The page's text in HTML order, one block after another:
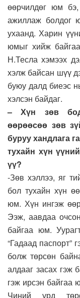
өөрчилдөг юм
ажиллаж болдог
ухаанд. Харин
юмыг хийж
Н.Тесла хэмээх
хэлж байсан шүү
буюу далд биеэс
хэлсэн байдаг.
– Хүн зөв
өөрөөсөө зөв
буруу хандлага
тухайн хүн
үү?
-Зөв хэллээ, яг
бол тухайн хүн
юм. Хүн ингэж
Ээж, аавдаа
байгаа юм.
“Гадаад паспорт”
болж төрсөн
алдааг засах гэж
гэж ирсэн байгаа
Чиний урд